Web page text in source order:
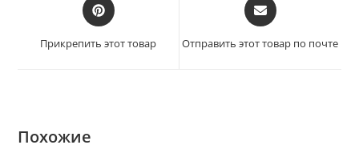
Прикрепить этот товар Отправить этот товар по почте
Похожие